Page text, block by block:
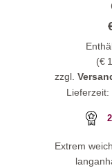
(€
zzgl.
2
Extrem